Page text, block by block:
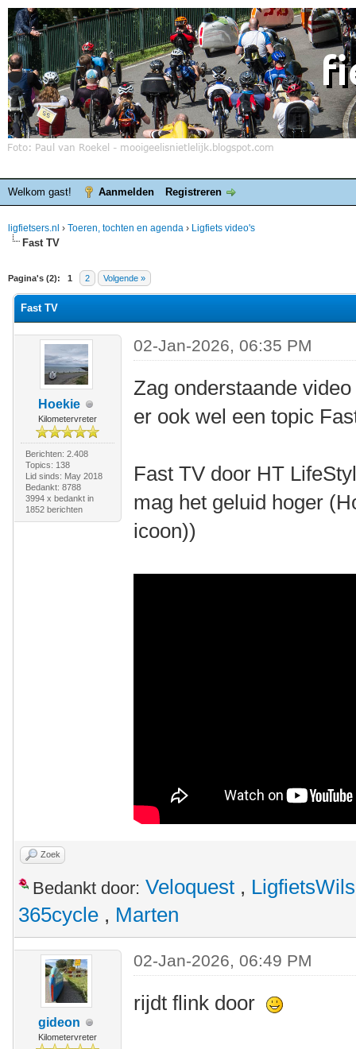
Welkom gast! Aanmelden Registreren
ligfietsers.nl › Toeren, tochten en agenda › Ligfiets video's
Fast TV
Pagina's (2): 1 2 Volgende »
waardering is 0
Fast TV
Hoekie
Kilometervreter
Berichten: 2.408
Topics: 138
Lid sinds: May 2018
Bedankt: 8788
3994 x bedankt in
1852 berichten
02-Jan-2026, 06:35 PM
Zag onderstaande
er ook wel een topic
Fast TV door HT
mag het geluid hoger
icoon))
Zoek
Bedankt door: Veloquest ,
365cycle , Marten
gideon
Kilometervreter
02-Jan-2026, 06:49 PM
rijdt flink door